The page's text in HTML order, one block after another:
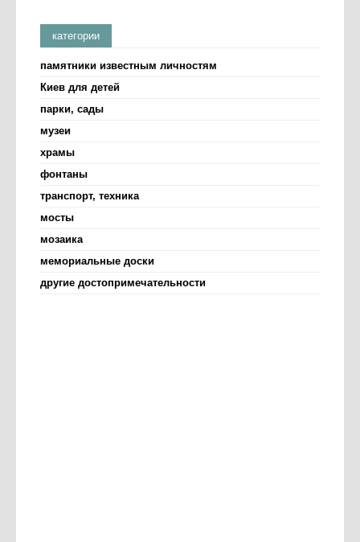
категории
памятники известным личностям
Киев для детей
парки, сады
музеи
храмы
фонтаны
транспорт, техника
мосты
мозаика
мемориальные доски
другие достопримечательности